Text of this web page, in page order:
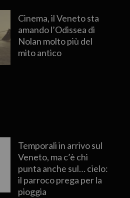
Cinema, il Veneto sta
amando l’Odissea di
Nolan molto più del
mito antico
Temporali in arrivo sul
Veneto, ma c’è chi
punta anche sul… cielo:
il parroco prega per la
pioggia